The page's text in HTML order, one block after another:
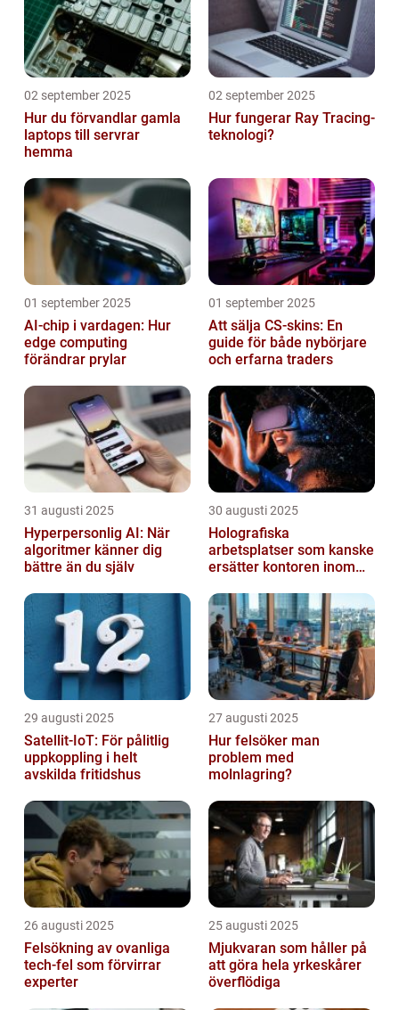
02 september 2025
Hur du förvandlar gamla
laptops till servrar
hemma
02 september 2025
Hur fungerar Ray Tracing-
teknologi?
01 september 2025
AI-chip i vardagen: Hur
edge computing
förändrar prylar
01 september 2025
Att sälja CS-skins: En
guide för både nybörjare
och erfarna traders
31 augusti 2025
Hyperpersonlig AI: När
algoritmer känner dig
bättre än du själv
30 augusti 2025
Holografiska
arbetsplatser som kanske
ersätter kontoren inom
29 augusti 2025
Satellit‑IoT: För pålitlig
uppkoppling i helt
avskilda fritidshus
27 augusti 2025
Hur felsöker man
problem med
molnlagring?
26 augusti 2025
Felsökning av ovanliga
tech‑fel som förvirrar
experter
25 augusti 2025
Mjukvaran som håller på
att göra hela yrkeskårer
överflödiga